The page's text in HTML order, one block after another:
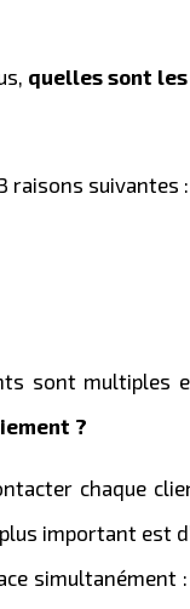
quelles sont les
raisons suivantes :
sont multiples
?
chaque
important est
simultanément